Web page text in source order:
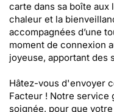
carte dans sa boîte
chaleur et la
accompagnées d’une
moment de connexion
joyeuse, apportant des
Hâtez-vous d'envoyer
Facteur ! Notre service
soignée, pour que